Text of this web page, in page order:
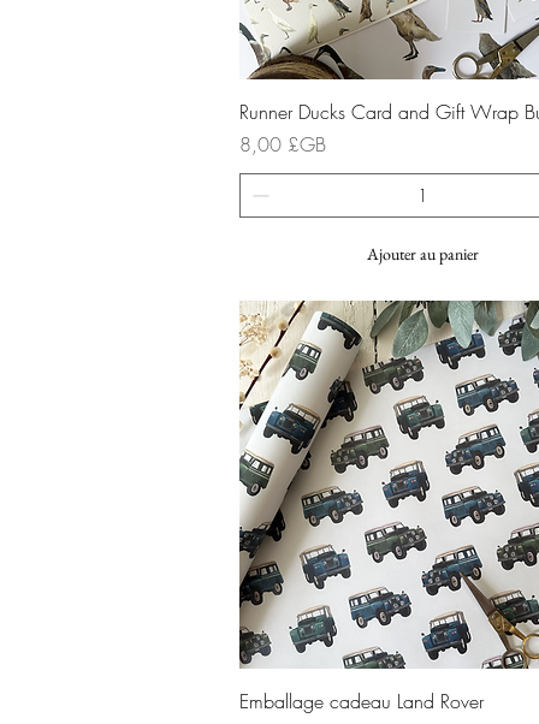
Aperçu rapide
Runner Ducks Card and Gift Wrap
Prix
8,00 £GB
Ajouter au panier
Aperçu rapide
Emballage cadeau Land Rover